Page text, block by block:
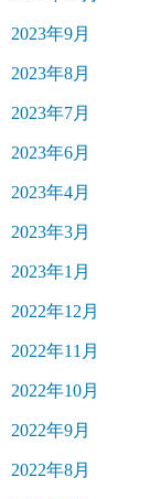
2023年9月
2023年8月
2023年7月
2023年6月
2023年4月
2023年3月
2023年1月
2022年12月
2022年11月
2022年10月
2022年9月
2022年8月